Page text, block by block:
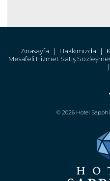
Anasayfa | Hakkımızda |
Mesafeli Hizmet Satış
|
© 2026 Hotel